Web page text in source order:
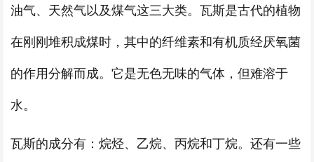
油气、天然气以及煤气这三大类。瓦斯是古代的植物
在刚刚堆积成煤时，其中的纤维素和有机质经厌氧菌
的作用分解而成。它是无色无味的气体，但难溶于
水。
瓦斯的成分有：烷烃、乙烷、丙烷和丁烷。还有一些